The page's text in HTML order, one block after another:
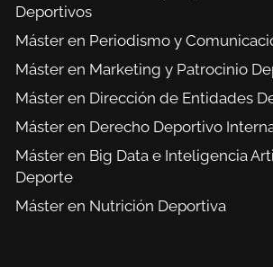
Deportivos
Máster en Periodismo y
Máster en Marketing y Patrocinio
Máster en Dirección de Entidades
Máster en Derecho Deportivo
Máster en Big Data e Inteligencia
Deporte
Máster en Nutrición Deportiva